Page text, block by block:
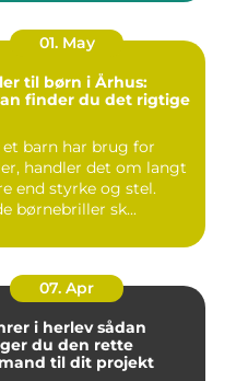
01. May
til børn i Århus:
finder du det rigtige
et barn har brug for
handler det om langt
end styrke og stel.
børnebriller sk...
07. Apr
i herlev sådan
du den rette
til dit projekt